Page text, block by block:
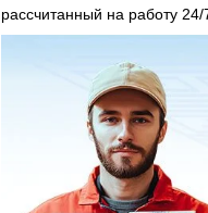
рассчитанный на работу 24/